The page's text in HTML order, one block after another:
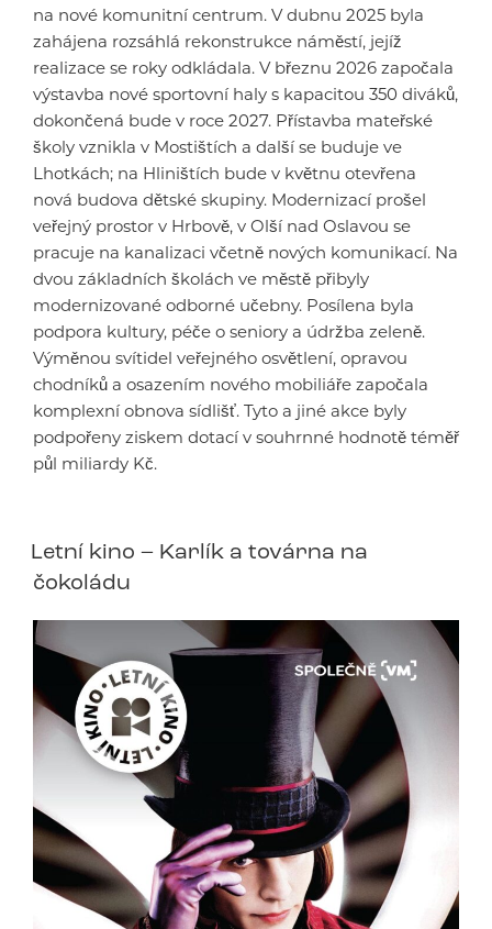
na nové komunitní centrum. V dubnu 2025 byla
zahájena rozsáhlá rekonstrukce náměstí, jejíž
realizace se roky odkládala. V březnu 2026 započala
výstavba nové sportovní haly s kapacitou 350 diváků,
dokončená bude v roce 2027. Přístavba mateřské
školy vznikla v Mostištích a další se buduje ve
Lhotkách; na Hliništích bude v květnu otevřena
nová budova dětské skupiny. Modernizací prošel
veřejný prostor v Hrbově, v Olší nad Oslavou se
pracuje na kanalizaci včetně nových komunikací. Na
dvou základních školách ve městě přibyly
modernizované odborné učebny. Posílena byla
podpora kultury, péče o seniory a údržba zeleně.
Výměnou svítidel veřejného osvětlení, opravou
chodníků a osazením nového mobiliáře započala
komplexní obnova sídlišť. Tyto a jiné akce byly
podpořeny ziskem dotací v souhrnné hodnotě téměř
půl miliardy Kč.
Letní kino – Karlík a továrna na
čokoládu